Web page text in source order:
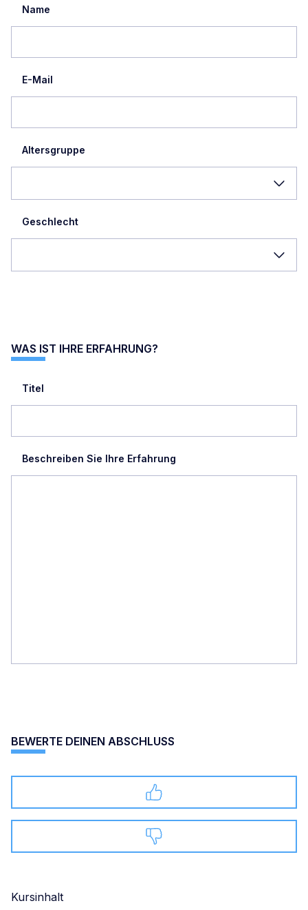
Name
E-Mail
Altersgruppe
Geschlecht
WAS IST IHRE ERFAHRUNG?
Titel
Beschreiben Sie Ihre Erfahrung
BEWERTE DEINEN ABSCHLUSS
Kursinhalt